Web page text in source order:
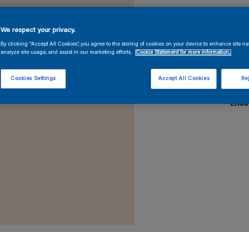
We respect your privacy.
By clicking “Accept All Cookies”, you agree to the storing of cookies on your device to enhance site
analyze site usage, and assist in our marketing efforts.
Cookie Statement for more information.
Cookies Settings Accept All Cookies